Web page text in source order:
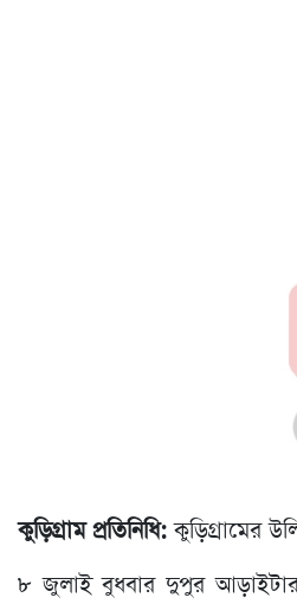
কুড়িগ্রাম প্রতিনিধি:কুড়িগ্রামের
৮ জুলাই বুধবার দুপুর আড়াইটার